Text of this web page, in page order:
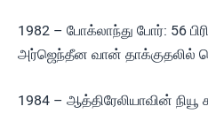
1982 – போக்லாந்து போர்: 56
அர்ஜெந்தீன வான் தாக்குதலில்
1984 – ஆத்திரேலியாவின் நியூ